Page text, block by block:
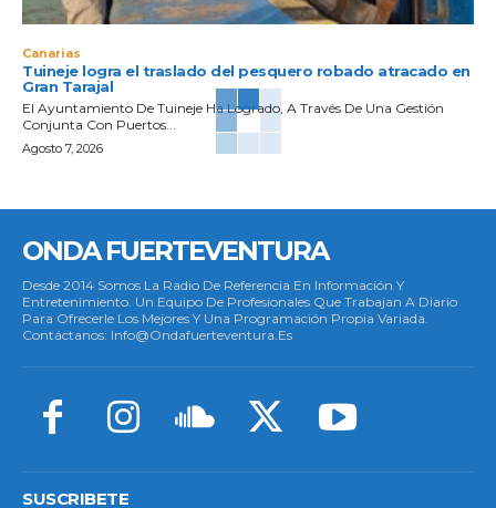
Canarias
Tuineje logra el traslado del pesquero robado atracado en
Gran Tarajal
El Ayuntamiento De Tuineje Ha Logrado, A Través De Una Gestión
Conjunta Con Puertos...
Agosto 7, 2026
ONDA FUERTEVENTURA
Desde 2014 Somos La Radio De Referencia En Información Y
Entretenimiento. Un Equipo De Profesionales Que Trabajan A Diario
Para Ofrecerle Los Mejores Y Una Programación Propia Variada.
Contáctanos: Info@ondafuerteventura.es
SUSCRIBETE